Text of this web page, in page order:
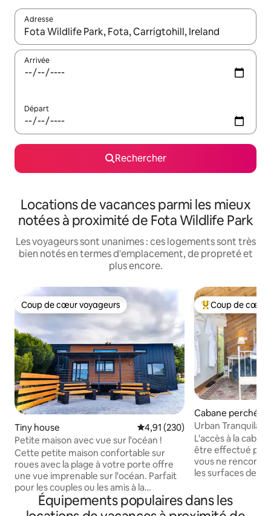
Adresse
Lorsque les résultats s'affichent, utilisez les flèches vers le
Arrivée
Départ
Rechercher
Locations de vacances parmi les mieux
notées à proximité de Fota Wildlife Park
Les voyageurs sont unanimes : ces logements sont très
bien notés en termes d'emplacement, de propreté et
plus encore.
Coup de cœur voyageurs
Coup de cœur voyageurs
Tiny house Évaluation moyenne sur la
4,91 (230)
Petite maison avec vue sur l'océan !
Cette petite maison confortable sur
roues avec la plage à votre porte offre
une vue imprenable sur l'océan. Parfait
pour les couples ou les amis à la
recherche d'une escapade au calme.
Explorez la Wild Atlantic Way ou l'Ancient
Coups de cœur
Coup de cœur
Cabane perchée
Urban
L'accès à la
être effectué par
vous ne
les surfaces de
lavé à 60 degrés. C'est une vraie cabane
dans les arbres,
Équipements populaires dans les